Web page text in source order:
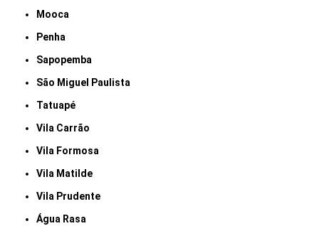
Mooca
Penha
Sapopemba
São Miguel Paulista
Tatuapé
Vila Carrão
Vila Formosa
Vila Matilde
Vila Prudente
Água Rasa